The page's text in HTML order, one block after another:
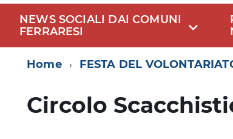
NEWS SOCIALI DAI COMUNI
FERRARESI
Home FESTA DEL
Circolo